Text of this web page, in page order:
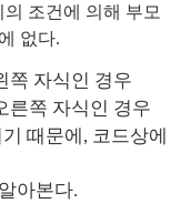
조건에 의해 부모
없다.
쪽 자식인 경우
른쪽 자식인 경우
때문에, 코드상에
아본다.